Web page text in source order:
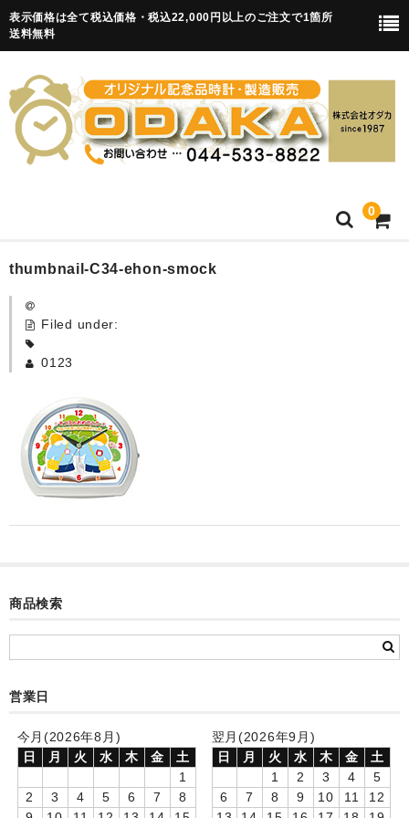
表示価格は全て税込価格・税込22,000円以上のご注文で1箇所
送料無料
0
HOME
卒園記念品
カード付フォトフレームクロック(集合)
目覚まし時計(集合＋個別)
メロディ時計(集合)
知育時計
制服メモリー
お絵かきギャラリー
自作オリジナル時計
thumbnail-C34-ehon-smock
Filed under:
0123
商品検索
営業日
今月(2026年8月)
日
月 火 水 木 金
土
1
2
3 4 5 6 7
8
翌月(2026年9月)
日
月 火 水 木 金
土
1
2 3 4
5
6
7 8 9 10 11
12